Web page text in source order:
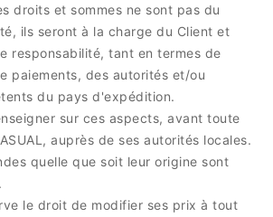
droits et sommes ne sont pas du
ils seront à la charge du Client et
responsabilité, tant en termes de
paiements, des autorités et/ou
du pays d'expédition.
sur ces aspects, avant toute
auprès de ses autorités locales.
quelle que soit leur origine sont
le droit de modifier ses prix à tout